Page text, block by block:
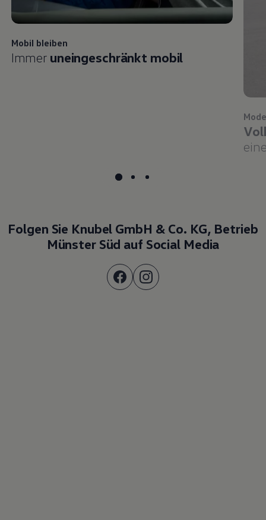
Immeruneingeschränkt mobil
Münster Süd auf Social Media